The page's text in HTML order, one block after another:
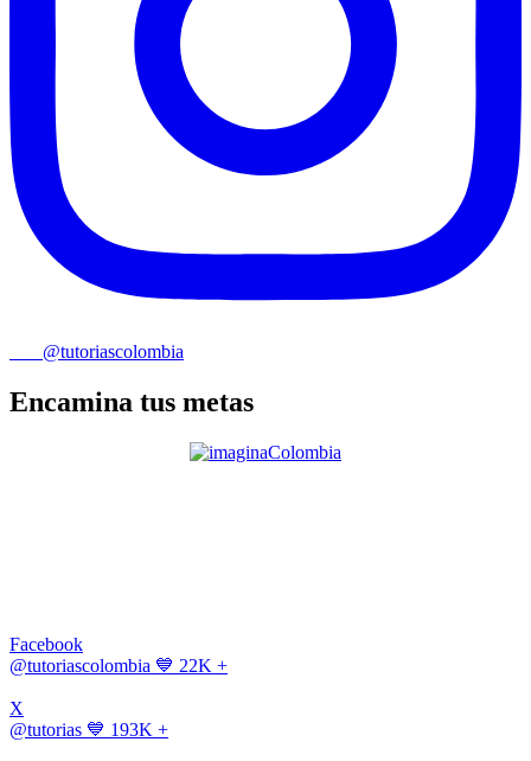
@tutoriascolombia
Encamina tus metas
Facebook
@tutoriascolombia 💙 22K +
X
@tutorias 💙 193K +